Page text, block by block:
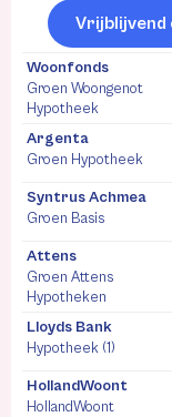
Vrijblijvend
Woonfonds
Groen Woongenot
Hypotheek
Argenta
Groen Hypotheek
Syntrus Achmea
Groen Basis
Attens
Groen Attens
Hypotheken
Lloyds Bank
Hypotheek (1)
HollandWoont
HollandWoont